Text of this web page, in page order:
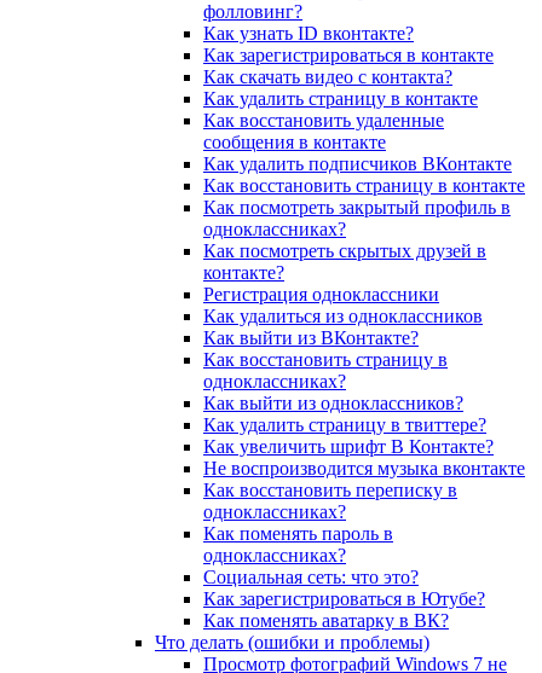
фолловинг?
Как узнать ID вконтакте?
Как зарегистрироваться в контакте
Как скачать видео с контакта?
Как удалить страницу в контакте
Как восстановить удаленные
сообщения в контакте
Как удалить подписчиков ВКонтакте
Как восстановить страницу в контакте
Как посмотреть закрытый профиль в
одноклассниках?
Как посмотреть скрытых друзей в
контакте?
Регистрация одноклассники
Как удалиться из одноклассников
Как выйти из ВКонтакте?
Как восстановить страницу в
одноклассниках?
Как выйти из одноклассников?
Как удалить страницу в твиттере?
Как увеличить шрифт В Контакте?
Не воспроизводится музыка вконтакте
Как восстановить переписку в
одноклассниках?
Как поменять пароль в
одноклассниках?
Социальная сеть: что это?
Как зарегистрироваться в Ютубе?
Как поменять аватарку в ВК?
Что делать (ошибки и проблемы)
Просмотр фотографий Windows 7 не